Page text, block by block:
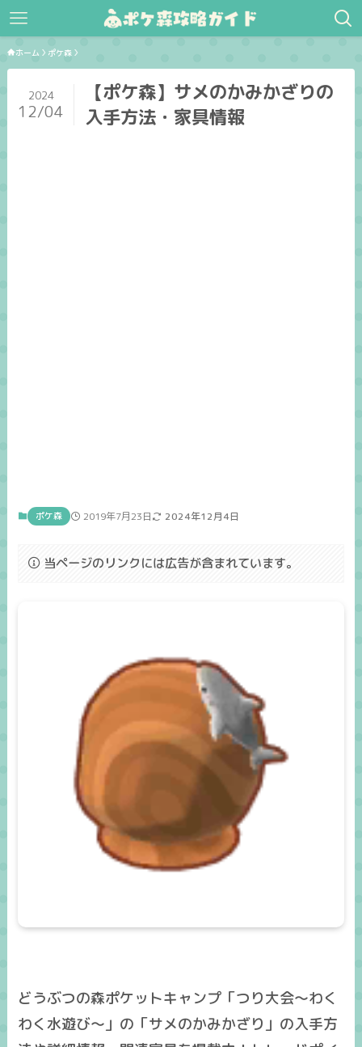
ホーム ポケ森
【ポケ森】サメのかみかざりの
入手方法・家具情報
2024
12/04
ポケ森 2019年7月23日 2024年12月4日
当ページのリンクには広告が含まれています。
どうぶつの森ポケットキャンプ「つり大会～わく
わく水遊び～」の「サメのかみかざり」の入手方